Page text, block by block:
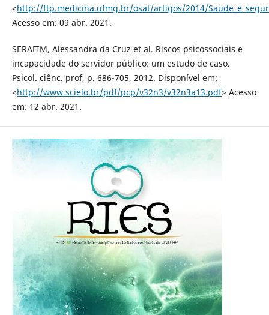
<http://ftp.medicina.ufmg.br/osat/artigos/2014/
Acesso em: 09 abr. 2021.
SERAFIM, Alessandra da Cruz et al. Riscos psicossociais e
incapacidade do servidor público: um estudo de caso.
Psicol. ciênc. prof, p. 686-705, 2012. Disponível em:
<http://www.scielo.br/pdf/pcp/v32n3/v32n3a13.pdf> Acesso
em: 12 abr. 2021.